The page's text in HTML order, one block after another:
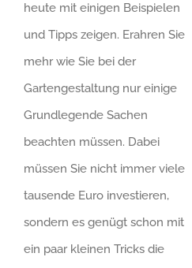
heute mit einigen Beispielen
und Tipps zeigen. Erahren Sie
mehr wie Sie bei der
Gartengestaltung nur einige
Grundlegende Sachen
beachten müssen. Dabei
müssen Sie nicht immer viele
tausende Euro investieren,
sondern es genügt schon mit
ein paar kleinen Tricks die